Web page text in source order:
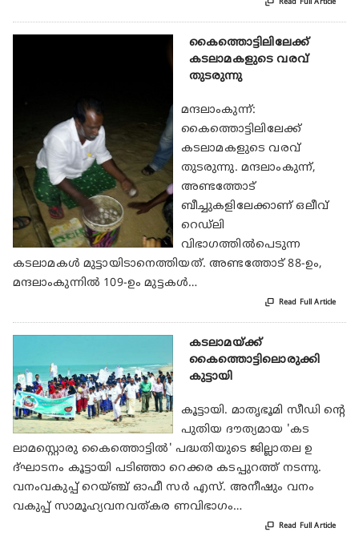
Read Full Article
കൈത്തൊട്ടിലിലേക്ക്
കടലാമകളുടെ വരവ്
തുടരുന്നു
മന്ദലാംകുന്ന്:
കൈത്തൊട്ടിലിലേക്ക്
കടലാമകളുടെ വരവ്
തുടരുന്നു. മന്ദലാംകുന്ന്,
അണ്ടത്തോട്
ബീച്ചുകളിലേക്കാണ് ഒലീവ്
റെഡ്‌ലി
വിഭാഗത്തില്‍പെടുന്ന
കടലാമകള്‍ മുട്ടായിടാനെത്തിയത്. അണ്ടത്തോട് 88-ഉം,
മന്ദലാംകുന്നില്‍ 109-ഉം മുട്ടകള്‍…
 Read Full Article
കടലാമയ്ക്ക്
കൈത്തൊട്ടിലൊരുക്കി
കുട്ടായി
കൂട്ടായി. മാതൃഭൂമി സീഡി ന്റെ
പുതിയ ദൗത്യമായ 'കട
ലാമസ്റ്റൊരു കൈത്തൊട്ടിൽ' പദ്ധതിയുടെ ജില്ലാതല ഉ
ദ്ഘാടനം കൂട്ടായി പടിഞ്ഞാ റെക്കര കടപ്പുറത്ത് നടന്നു.
വനംവകുപ്പ് റെയ്ഞ്ച് ഓഫീ സർ എസ്. അനീഷും വനം
വകുപ്പ് സാമൂഹ്യവനവത്കര ണവിഭാഗം…
 Read Full Article